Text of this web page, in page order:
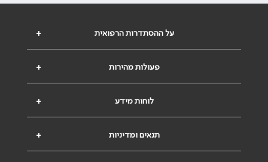
+ על ההסתדרות הרפואית
+ פעולות מהירות
+ לוחות מידע
+ תנאים ומדיניות